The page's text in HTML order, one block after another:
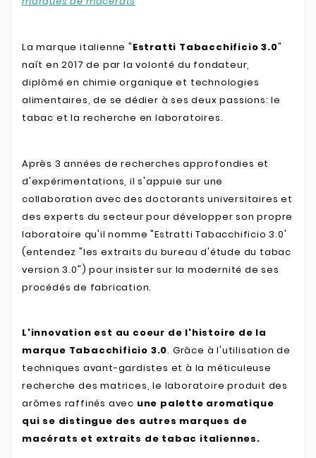
La marque italienne "Estratti Tabacchificio 3.0"
naît en 2017 de par la volonté du fondateur,
diplômé en chimie organique et technologies
alimentaires, de se dédier à ses deux passions: le
tabac et la recherche en laboratoires.
Après 3 années de recherches approfondies et
d'expérimentations, il s'appuie sur une
collaboration avec des doctorants universitaires et
des experts du secteur pour développer son propre
laboratoire qu'il nomme "Estratti Tabacchificio 3.0'
(entendez "les extraits du bureau d'étude du tabac
version 3.0") pour insister sur la modernité de ses
procédés de fabrication.
L'innovation est au coeur de l'histoire de la
marque Tabacchificio 3.0. Grâce à l'utilisation de
techniques avant-gardistes et à la méticuleuse
recherche des matrices, le laboratoire produit des
arômes raffinés avec une palette aromatique
qui se distingue des autres marques de
macérats et extraits de tabac italiennes.